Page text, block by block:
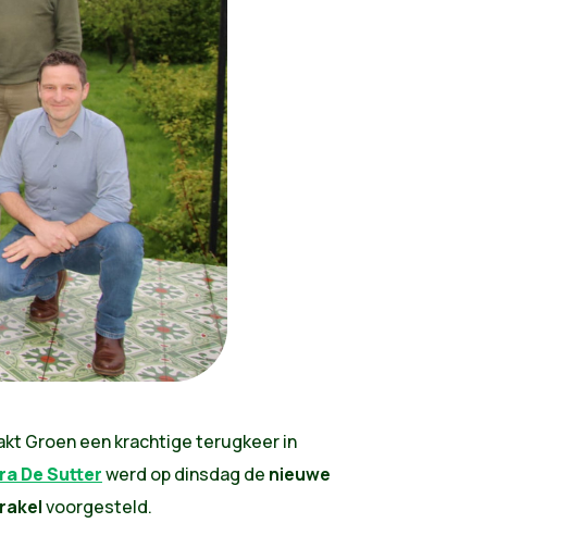
Groen een krachtige terugkeer in
De Sutterwerd op dinsdag de nieuwe
voorgesteld.